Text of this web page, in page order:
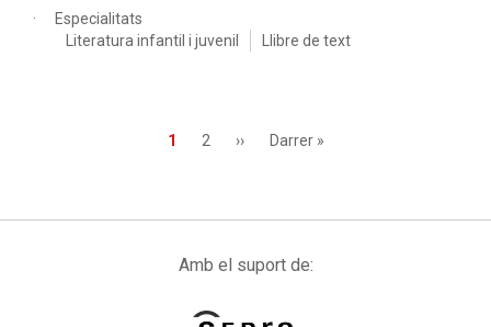
Especialitats
Literatura infantil i juvenil
Llibre de text
Pàgina
1 Page
2
Pàgina
››
Última
Darrer »
Amb el suport de: